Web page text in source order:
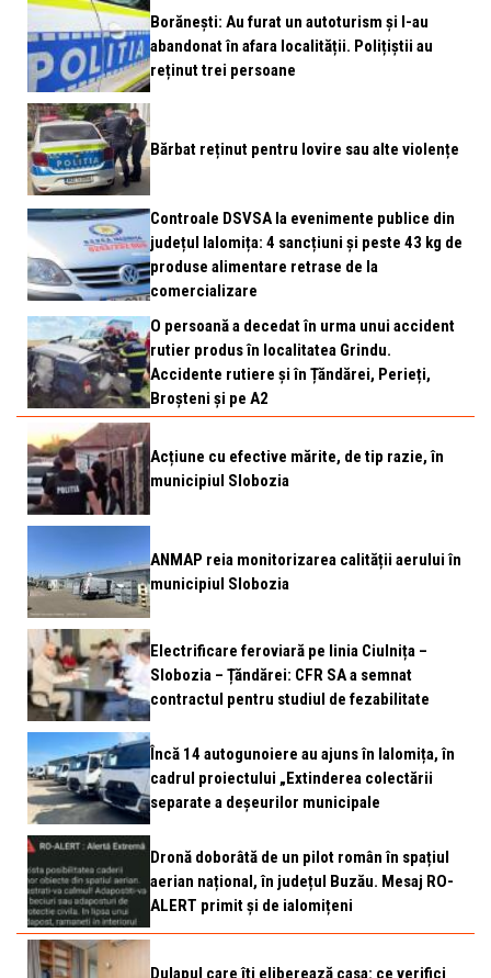
Borănești: Au furat un autoturism și l-au
abandonat în afara localității. Polițiștii au
reținut trei persoane
Bărbat reținut pentru lovire sau alte violențe
Controale DSVSA la evenimente publice din
județul Ialomița: 4 sancțiuni și peste 43 kg de
produse alimentare retrase de la
comercializare
O persoană a decedat în urma unui accident
rutier produs în localitatea Grindu.
Accidente rutiere și în Țăndărei, Perieți,
Broșteni și pe A2
Acțiune cu efective mărite, de tip razie, în
municipiul Slobozia
ANMAP reia monitorizarea calității aerului în
municipiul Slobozia
Electrificare feroviară pe linia Ciulnița –
Slobozia – Țăndărei: CFR SA a semnat
contractul pentru studiul de fezabilitate
Încă 14 autogunoiere au ajuns în Ialomița, în
cadrul proiectului „Extinderea colectării
separate a deșeurilor municipale
Dronă doborâtă de un pilot român în spațiul
aerian național, în județul Buzău. Mesaj RO-
ALERT primit și de ialomițeni
Dulapul care îți eliberează casa: ce verifici